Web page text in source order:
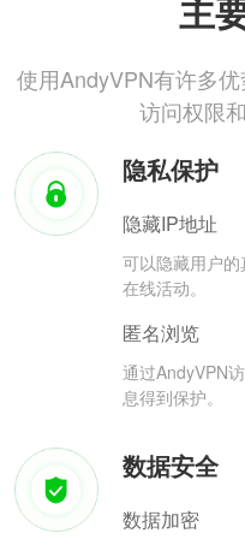
主
使用AndyVPN有许多优
访问权限
隐私保护
隐藏IP地址
可以隐藏用户
在线活动。
匿名浏览
通过AndyVPN
息得到保护。
数据安全
数据加密